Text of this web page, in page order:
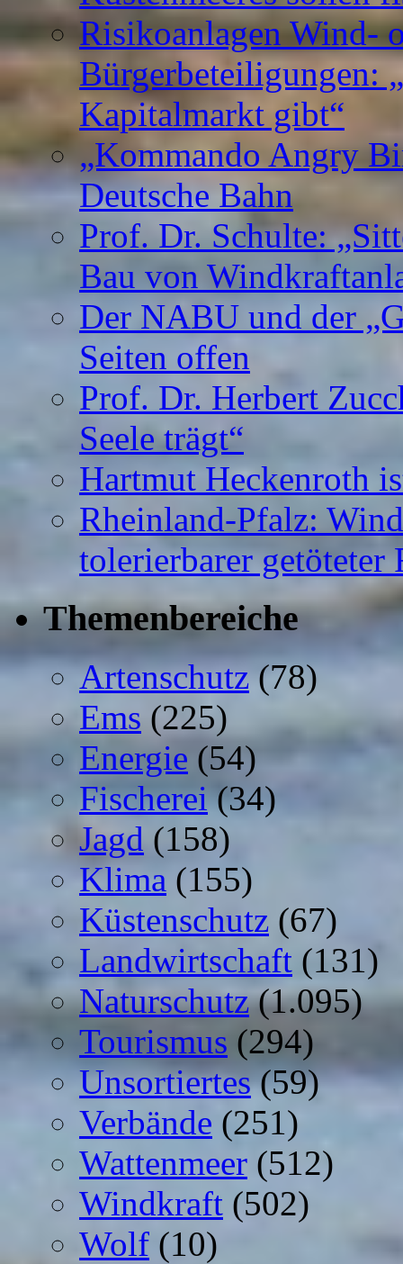
Risikoanlagen Wind-
Bürgerbeteiligungen:
Kapitalmarkt gibt“
„Kommando Angry
Deutsche Bahn
Prof. Dr. Schulte:
Bau von
Der NABU und der
Seiten offen
Prof. Dr. Herbert
Seele trägt“
Hartmut Heckenroth
Rheinland-Pfalz:
tolerierbarer getöteter
Themenbereiche
Artenschutz(78)
Ems (225)
Energie (54)
Fischerei(34)
Jagd (158)
Klima (155)
Küstenschutz (67)
Landwirtschaft (131)
Naturschutz(1.095)
Tourismus (294)
Unsortiertes(59)
Verbände (251)
Wattenmeer (512)
Windkraft (502)
Wolf (10)